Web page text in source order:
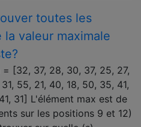
toutes les
la valeur maximale
[32, 37, 28, 30, 37, 25, 27,
55, 21, 40, 18, 50, 35, 41,
31] L'élément max est de
sur les positions 9 et 12)